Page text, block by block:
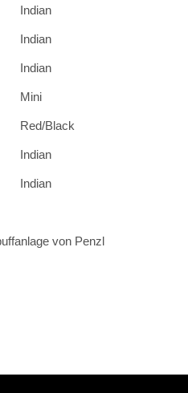
Indian
Indian
Indian
Mini
Red/Black
Indian
Indian
von Penzl